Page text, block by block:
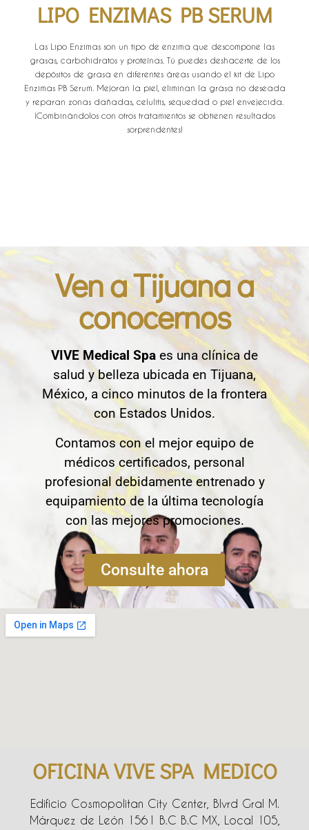
LIPO ENZIMAS PB SERUM
Las Lipo Enzimas son un tipo de enzima que descompone las
grasas, carbohidratos y proteínas. Tú puedes deshacerte de los
depósitos de grasa en diferentes áreas usando el kit de Lipo
Enzimas PB Serum. Mejoran la piel, eliminan la grasa no deseada
y reparan zonas dañadas, celulitis, sequedad o piel envejecida.
¡Combinándolos con otros tratamientos se obtienen resultados
sorprendentes!
Ven a Tijuana a
conocernos
VIVE Medical Spa es una clínica de
salud y belleza ubicada en Tijuana,
México, a cinco minutos de la frontera
con Estados Unidos.
Contamos con el mejor equipo de
médicos certificados, personal
profesional debidamente entrenado y
equipamiento de la última tecnología
con las mejores promociones.
Consulte ahora
OFICINA VIVE SPA MEDICO
Edificio Cosmopolitan City Center, Blvrd Gral M.
Márquez de León 1561 B.C B.C MX, Local 105,